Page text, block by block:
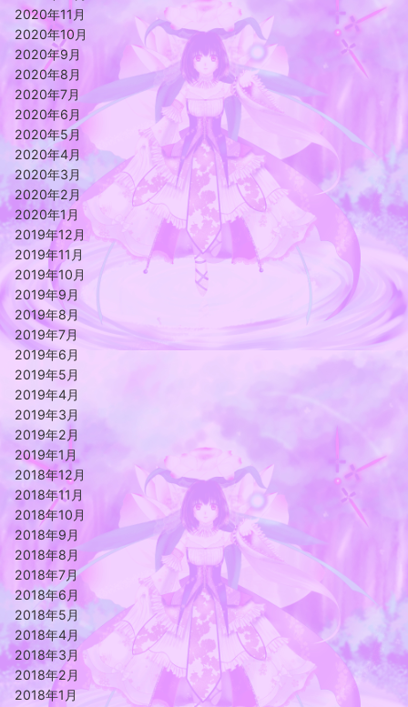
2020年11月
2020年10月
2020年9月
2020年8月
2020年7月
2020年6月
2020年5月
2020年4月
2020年3月
2020年2月
2020年1月
2019年12月
2019年11月
2019年10月
2019年9月
2019年8月
2019年7月
2019年6月
2019年5月
2019年4月
2019年3月
2019年2月
2019年1月
2018年12月
2018年11月
2018年10月
2018年9月
2018年8月
2018年7月
2018年6月
2018年5月
2018年4月
2018年3月
2018年2月
2018年1月